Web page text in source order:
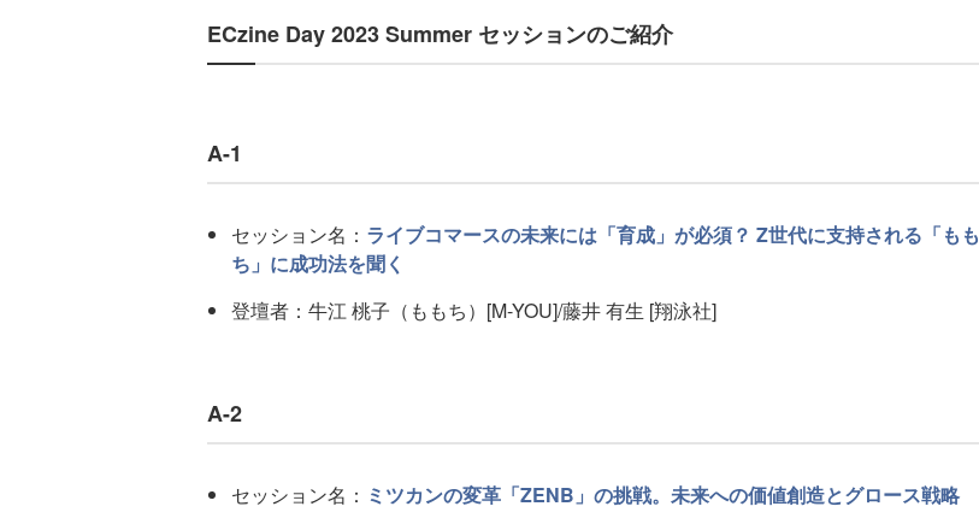
ECzine Day 2023 Summer セッションのご紹介
A-1
セッション名： ライブコマースの未来には「育成」が必須？ Z世代に支持される「もも
ち」に成功法を聞く
登壇者：牛江 桃子（ももち）[M-YOU]/藤井 有生 [翔泳社]
A-2
セッション名： ミツカンの変革「ZENB」の挑戦。未来への価値創造とグロース戦略